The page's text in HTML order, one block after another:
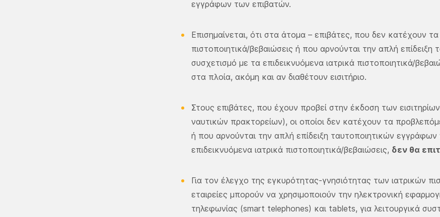
εγγράφων των επιβατών.
Επισημαίνεται, ότι στα άτομα – επιβάτες, που δεν κατέχουν
πιστοποιητικά/βεβαιώσεις ή που αρνούνται την απλή
συσχετισμό με τα επιδεικνυόμενα ιατρικά πιστοποιητικά/
στα πλοία, ακόμη και αν διαθέτουν εισιτήριο.
Στους επιβάτες, που έχουν προβεί στην έκδοση των
ναυτικών πρακτορείων), οι οποίοι δεν κατέχουν τα
ή που αρνούνται την απλή επίδειξη ταυτοποιητικών
επιδεικνυόμενα ιατρικά πιστοποιητικά/βεβαιώσεις, δεν θα
Για τον έλεγχο της εγκυρότητας-γνησιότητας των ιατρικών
εταιρείες μπορούν να χρησιμοποιούν την ηλεκτρονική
τηλεφωνίας (smart telephones) και tablets, για λειτουργικά